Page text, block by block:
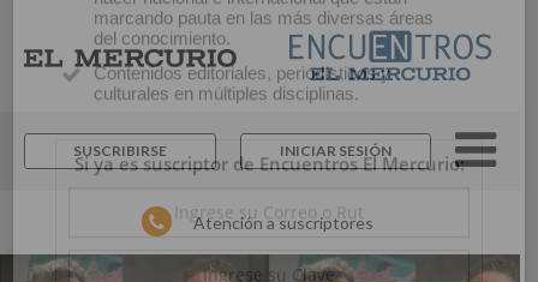
SUSCRIBIRSE INICIAR SESIÓN
Atención a suscriptores
Suscríbase y continúe
informándose sin límites.
×
los distintos actores de la noticia y del que
hacer nacional e internacional que están
del conocimiento.